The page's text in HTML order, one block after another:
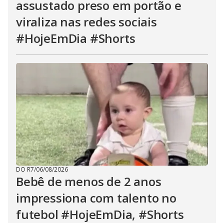
assustado preso em portão e
viraliza nas redes sociais
#HojeEmDia #Shorts
DO R7/06/08/2026
Bebê de menos de 2 anos
impressiona com talento no
futebol #HojeEmDia, #Shorts